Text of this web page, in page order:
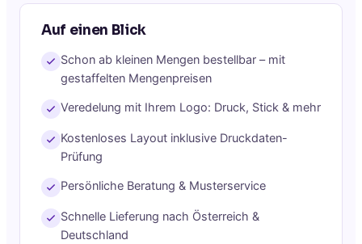
Auf einen Blick
Schon ab kleinen Mengen bestellbar – mit
gestaffelten Mengenpreisen
Veredelung mit Ihrem Logo: Druck, Stick & mehr
Kostenloses Layout inklusive Druckdaten-
Prüfung
Persönliche Beratung & Musterservice
Schnelle Lieferung nach Österreich &
Deutschland